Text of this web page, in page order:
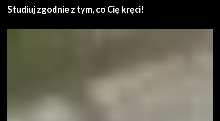
Studiuj zgodnie z tym, co Cię kręci!